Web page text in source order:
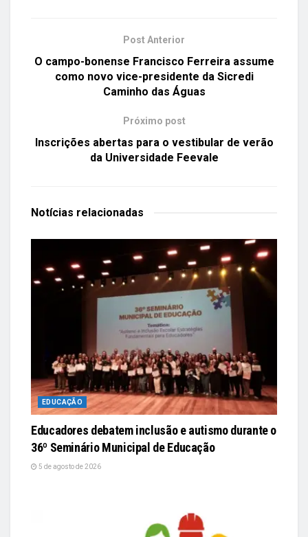
Post Anterior
O campo-bonense Francisco Ferreira assume
como novo vice-presidente da Sicredi
Caminho das Águas
Próximo post
Inscrições abertas para o vestibular de verão
da Universidade Feevale
Notícias relacionadas
EDUCAÇÃO
Educadores debatem inclusão e autismo durante o
36º Seminário Municipal de Educação
5 de agosto de 2026